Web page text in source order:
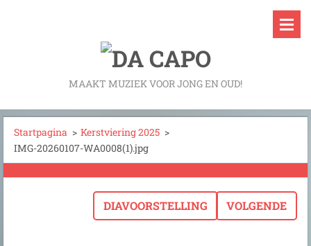
MAAKT MUZIEK VOOR JONG EN OUD!
Startpagina > Kerstviering 2025 >
IMG-20260107-WA0008(1).jpg
DIAVOORSTELLING VOLGENDE